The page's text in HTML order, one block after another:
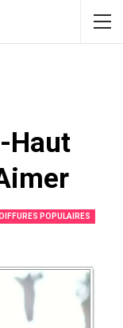
Haut
POPULAIRES